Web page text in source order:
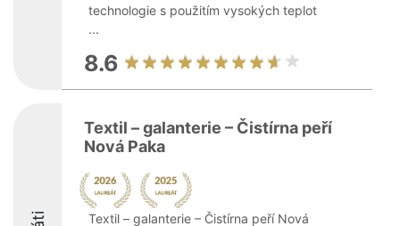
technologie s použitím vysokých teplot
...
8.6
Textil – galanterie – Čistírna peří
Nová Paka
Textil – galanterie – Čistírna peří Nová